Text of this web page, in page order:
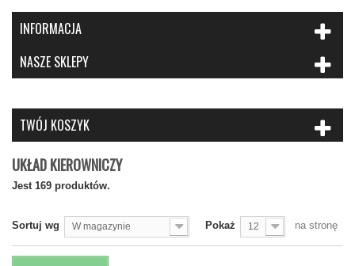
INFORMACJA
NASZE SKLEPY
TWÓJ KOSZYK
UKŁAD KIEROWNICZY
Jest 169 produktów.
Sortuj wg W magazynie Pokaż 12 na stronę